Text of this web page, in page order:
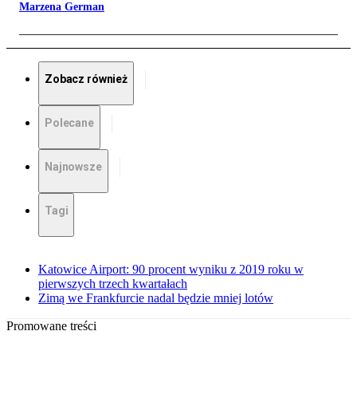
Marzena German
Zobacz również
Polecane
Najnowsze
Tagi
Katowice Airport: 90 procent wyniku z 2019 roku w
pierwszych trzech kwartałach
Zimą we Frankfurcie nadal będzie mniej lotów
Promowane treści